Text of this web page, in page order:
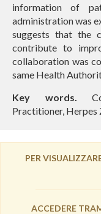
information of
administration was
suggests that the
contribute to
collaboration was
same Health
Key words.
Practitioner, Herpes
PER
ACCEDERE